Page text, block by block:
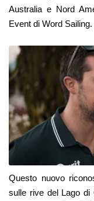
Australia e Nord
Event di Word Sailing.
Questo nuovo
sulle rive del Lago di